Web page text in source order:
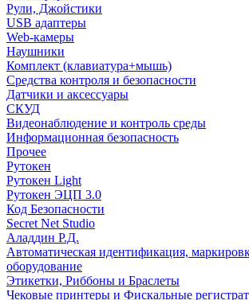
Рули, Джойстики
USB адаптеры
Web-камеры
Наушники
Комплект (клавиатура+мышь)
Средства контроля и безопасности
Датчики и аксессуары
СКУД
Видеонаблюдение и контроль среды
Информационная безопасность
Прочее
Рутокен
Рутокен Light
Рутокен ЭЦП 3.0
Код Безопасности
Secret Net Studio
Аладдин Р.Д.
Автоматическая идентификация,
оборудование
Этикетки, Риббоны и Браслеты
Чековые принтеры и Фискальные